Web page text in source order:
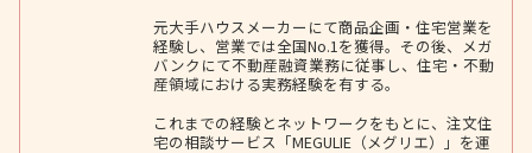
元大手ハウスメーカーにて商品企画・住宅営業を
経験し、営業では全国No.1を獲得。その後、メガ
バンクにて不動産融資業務に従事し、住宅・不動
産領域における実務経験を有する。
これまでの経験とネットワークをもとに、注文住
宅の相談サービス「MEGULIE（メグリエ）」を運